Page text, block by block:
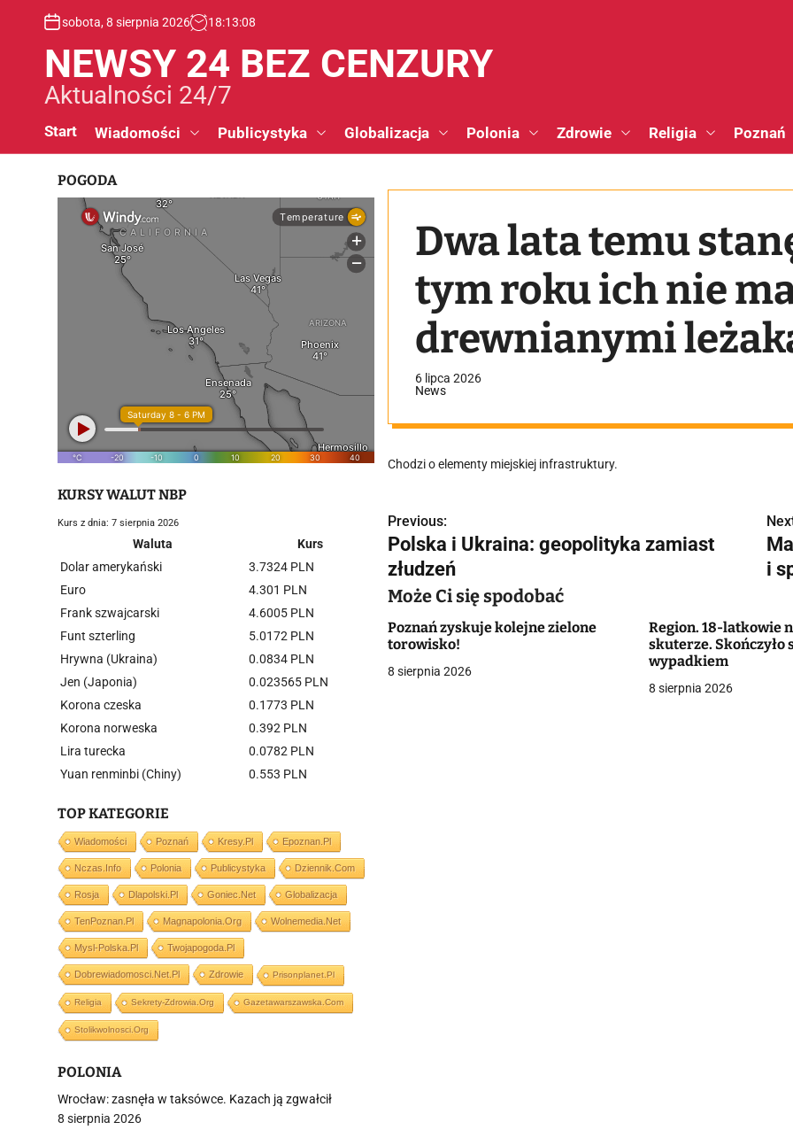
sobota, 8 sierpnia 2026 18:13:09
NEWSY 24 BEZ CENZURY
Aktualności 24/7
Start Wiadomości Publicystyka Globalizacja Polonia Zdrowie Religia Poznań
Dwa lata temu
tym roku ich nie
drewnianymi
6 lipca 2026
News
Chodzi o elementy miejskiej infrastruktury.
N
a
w
i
g
Previous:
Polska i Ukraina: geopolityka zamiast
złudzeń
i
Może Ci się spodobać
Poznań zyskuje kolejne zielone
torowisko!
8 sierpnia 2026
Region. 18-latkowie
skuterze. Skończyło
wypadkiem
8 sierpnia 2026
POGODA
KURSY WALUT NBP
Kurs z dnia: 7 sierpnia 2026
Waluta
Kurs
Dolar amerykański
3.7324 PLN
Euro
4.301 PLN
Frank szwajcarski
4.6005 PLN
Funt szterling
5.0172 PLN
Hrywna (Ukraina)
0.0834 PLN
Jen (Japonia)
0.023565 PLN
Korona czeska
0.1773 PLN
Korona norweska
0.392 PLN
Lira turecka
0.0782 PLN
Yuan renminbi (Chiny)
0.553 PLN
TOP KATEGORIE
Wiadomości Poznań Kresy.pl Epoznan.pl
Nczas.info Polonia Publicystyka Dziennik.com
Rosja Dlapolski.pl Goniec.net Globalizacja
TenPoznan.pl Magnapolonia.org Wolnemedia.net
Mysl-Polska.pl Twojapogoda.pl
Dobrewiadomosci.net.pl Zdrowie Prisonplanet.pl
Religia Sekrety-Zdrowia.org Gazetawarszawska.com
Stolikwolnosci.org
POLONIA
Wrocław: zasnęła w taksówce. Kazach ją zgwałcił
8 sierpnia 2026